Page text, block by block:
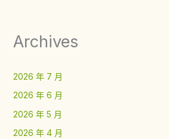
Archives
2026 年 7 月
2026 年 6 月
2026 年 5 月
2026 年 4 月